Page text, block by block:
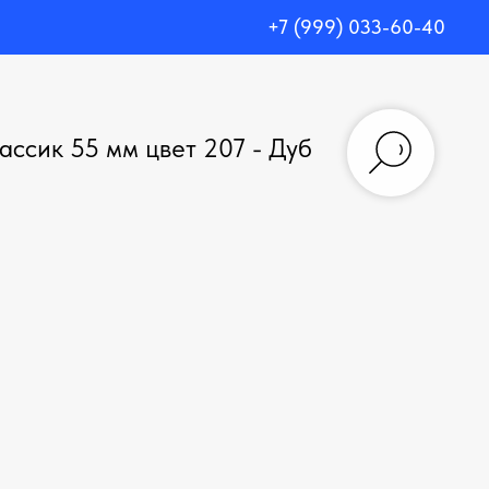
+7 (999) 033-60-40
55 мм цвет 207 - Дуб